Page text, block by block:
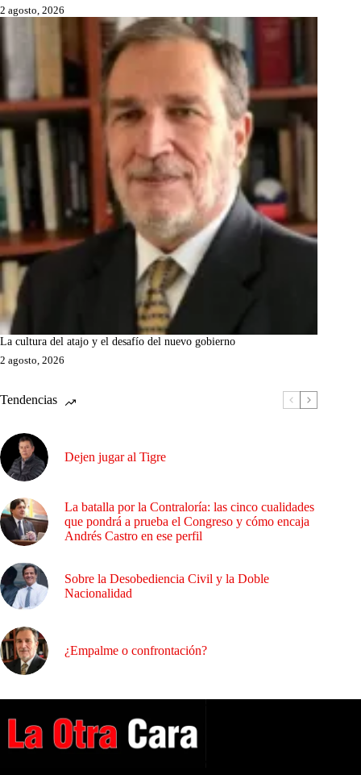
2 agosto, 2026
La cultura del atajo y el desafío del nuevo gobierno
2 agosto, 2026
Tendencias
Dejen jugar al Tigre
La batalla por la Contraloría: las cinco cualidades
que pondrá a prueba el Congreso y cómo encaja
Andrés Castro en ese perfil
Sobre la Desobediencia Civil y la Doble
Nacionalidad
¿Empalme o confrontación?